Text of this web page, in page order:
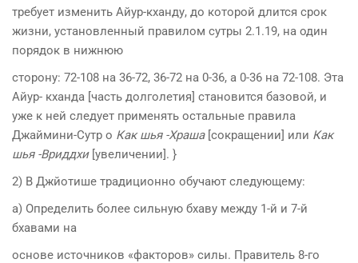
требует изменить Айур-кханду, до которой длится срок
жизни, установленный правилом сутры 2.1.19, на один
порядок в нижнюю
сторону: 72-108 на 36-72, 36-72 на 0-36, а 0-36 на 72-108. Эта
Айур- кханда [часть долголетия] становится базовой, и
уже к ней следует применять остальные правила
Джаймини-Сутр о Как шья -Храша[сокращении] или Как
шья -Вриддхи[увеличении]. }
2) В Джйотише традиционно обучают следующему:
а) Определить более сильную бхаву между 1-й и 7-й
бхавами на
основе источников «факторов» силы. Правитель 8-го